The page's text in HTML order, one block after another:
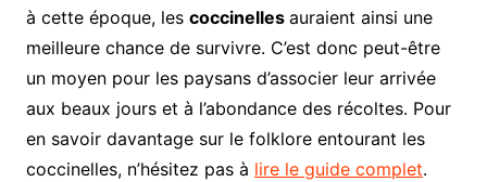
à cette époque, les coccinelles auraient ainsi une
meilleure chance de survivre. C’est donc peut-être
un moyen pour les paysans d’associer leur arrivée
aux beaux jours et à l’abondance des récoltes. Pour
en savoir davantage sur le folklore entourant les
coccinelles, n’hésitez pas à lire le guide complet.